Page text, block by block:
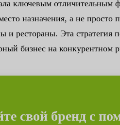
ключевым отличительным
назначения, а не
и рестораны. Эта стратегия
бизнес на конкурентном
свой бренд с